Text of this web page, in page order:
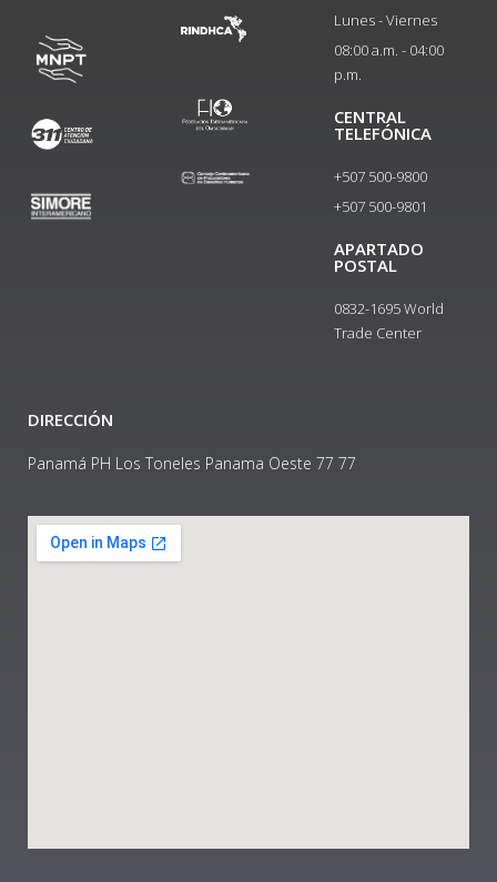
Lunes - Viernes
08:00 a.m. - 04:00
p.m.
CENTRAL
TELEFÓNICA
+507 500-9800
+507 500-9801​
APARTADO
POSTAL
0832-1695 World
Trade Center
DIRECCIÓN
Panamá PH Los Toneles Panama Oeste 77 77